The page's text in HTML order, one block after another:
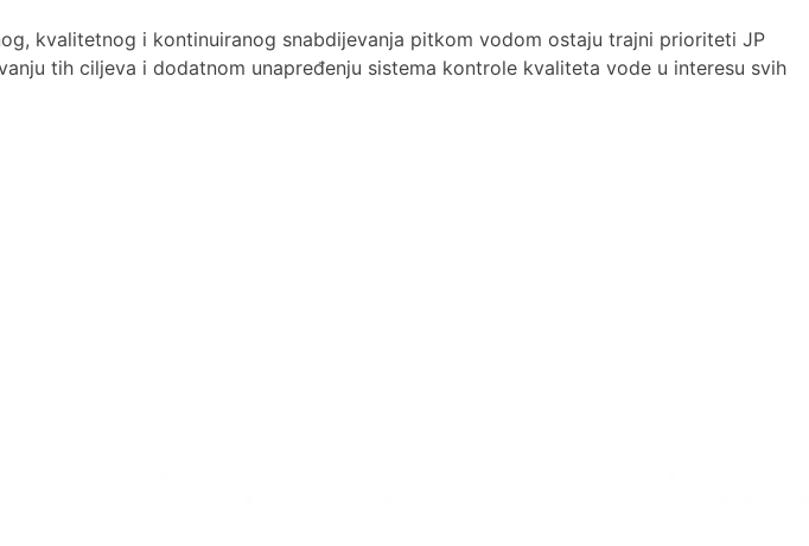
kvalitetnog i kontinuiranog snabdijevanja pitkom vodom ostaju trajni prioriteti JP
tih ciljeva i dodatnom unapređenju sistema kontrole kvaliteta vode u interesu svih